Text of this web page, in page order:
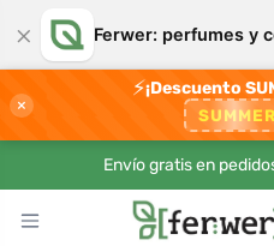
× Ferwer: perfumes y
×
⚡¡Descuento
SUMMER
Envío gratis en